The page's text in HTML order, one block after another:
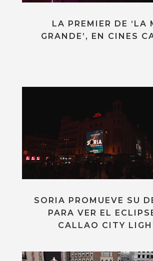
LA PREMIER DE ‘LA
GRANDE’, EN CINES
SORIA PROMUEVE SU
PARA VER EL
CALLAO CITY